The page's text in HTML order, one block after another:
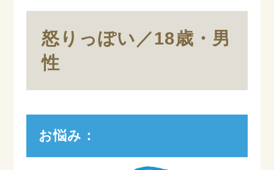
怒りっぽい／18歳・男
性
お悩み：​